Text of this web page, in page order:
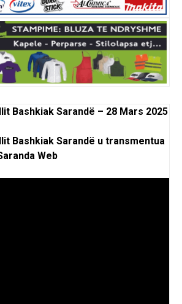
Bashkiak Sarandë – 28 Mars 2025
Bashkiak Sarandë u transmentua
Web